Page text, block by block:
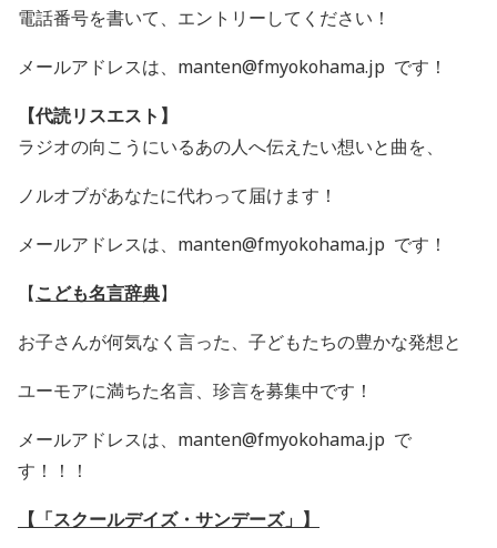
電話番号を書いて、エントリーしてください！
メールアドレスは、manten@fmyokohama.jp です！
【代読リスエスト】
ラジオの向こうにいるあの人へ伝えたい想いと曲を、
ノルオブがあなたに代わって届けます！
メールアドレスは、manten@fmyokohama.jp です！
【こども名言辞典】
お子さんが何気なく言った、 子どもたちの豊かな発想と
ユーモアに満ちた名言、珍言を募集中です！
メールアドレスは、manten@fmyokohama.jp で
す！！！
【「スクールデイズ・サンデーズ」】